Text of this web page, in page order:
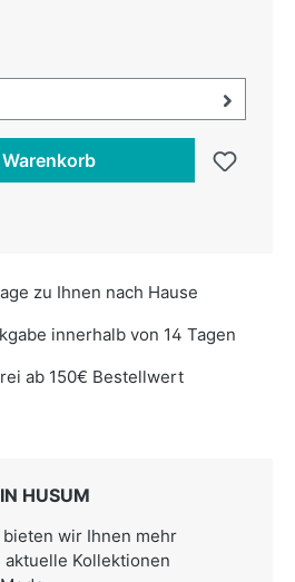
aktuell ausgewählt:
zu Ihnen nach Hause
innerhalb von 14 Tagen
ab 150€ Bestellwert
HUSUM
wir Ihnen mehr
aktuelle Kollektionen